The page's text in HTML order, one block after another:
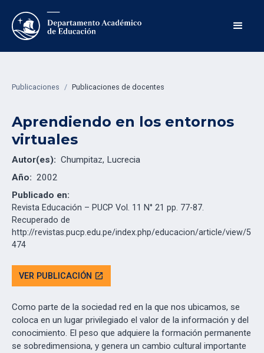
Publicaciones / Publicaciones de docentes
Aprendiendo en los entornos
virtuales
Autor(es): Chumpitaz, Lucrecia
Año: 2002
Publicado en:
Revista Educación – PUCP Vol. 11 N° 21 pp. 77-87.
Recuperado de
http://revistas.pucp.edu.pe/index.php/educacion/article/view/5
474
VER PUBLICACIÓN open_in_new
Como parte de la sociedad red en la que nos ubicamos, se
coloca en un lugar privilegiado el valor de la información y del
conocimiento. El peso que adquiere la formación permanente
se sobredimensiona, y genera un cambio cultural importante